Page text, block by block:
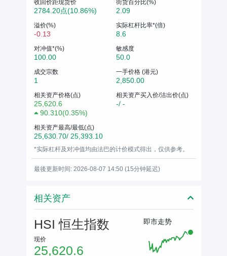
收回价距现货价
2784.20点(10.86%)
街货百分比(%)
2.09
溢价(%)
-0.13
实际杠杆比率*(倍)
8.6
对冲值*(%)
100.00
敏感度
50.0
成交宗数
1
一手价格 (港元)
2,850.00
相关资产价格(点)
25,620.6
90.310(0.35%)
相关资产买入价/沽出价(点)
-/ -
相关资产最高/最低(点)
25,630.70/ 25,393.10
*实际杠杆及对冲值均由法巴的计价模式得出，仅供参考。
最後更新时间: 2026-08-07 14:50 (15分钟延迟)
相关资产
HSI 恒生指数
现价
25,620.6
即市走势